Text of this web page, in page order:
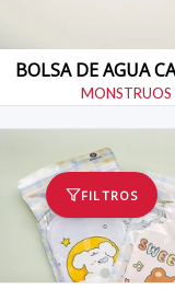
FILTROS
BOLSA DE AGUA
MONSTRUOS